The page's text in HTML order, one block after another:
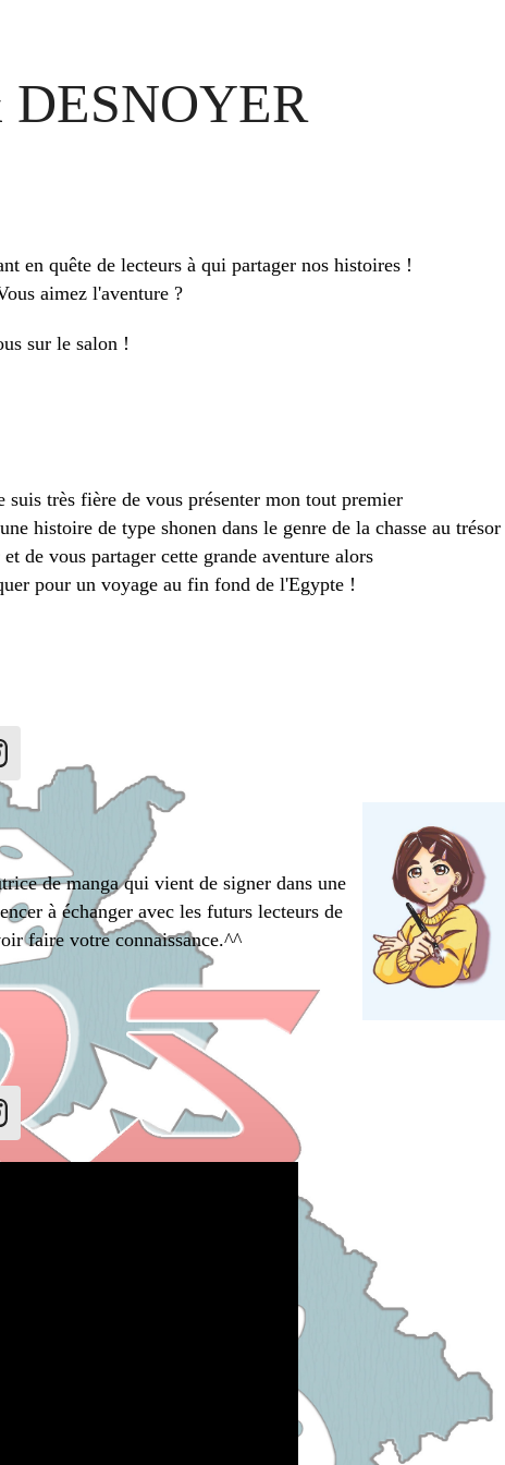
en quête de lecteurs à qui partager nos histoires !
aimez l'aventure ?
sur le salon !
très fière de vous présenter mon tout premier
histoire de type shonen dans le genre de la chasse au trésor
de vous partager cette grande aventure alors
pour un voyage au fin fond de l'Egypte !
de manga qui vient de signer dans une
à échanger avec les futurs lecteurs de
faire votre connaissance.^^